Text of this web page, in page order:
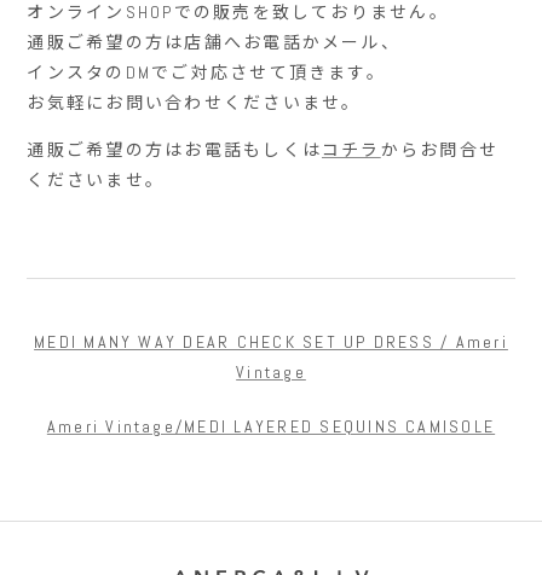
オンライン SHOP での販売を致しておりません。
通販ご希望の方は店舗へお電話かメール、
インスタの DM でご対応させて頂きます。
お気軽にお問い合わせくださいませ。
通販ご希望の方はお電話もしくはコチラ からお問合せ
くださいませ。
MEDI MANY WAY DEAR CHECK SET UP DRESS / Ameri
Vintage
Ameri Vintage/MEDI LAYERED SEQUINS CAMISOLE